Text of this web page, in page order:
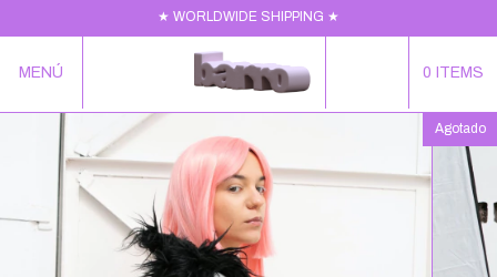
★ WORLDWIDE SHIPPING ★
MENÚ 0 ITEMS
Agotado